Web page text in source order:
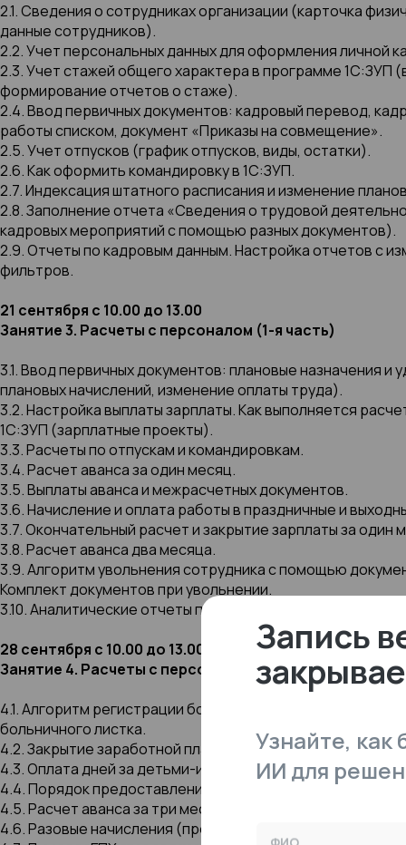
2.1. Сведения о сотрудниках организации (карточка
данные сотрудников).
2.2. Учет персональных данных для оформления личной
2.3. Учет стажей общего характера в программе 1С:ЗУП
формирование отчетов о стаже).
2.4. Ввод первичных документов: кадровый перевод,
работы списком, документ «Приказы на совмещение».
2.5. Учет отпусков (график отпусков, виды, остатки).
2.6. Как оформить командировку в 1С:ЗУП.
2.7. Индексация штатного расписания и изменение
2.8. Заполнение отчета «Сведения о трудовой
кадровых мероприятий с помощью разных документов).
2.9. Отчеты по кадровым данным. Настройка отчетов с
фильтров.
21 сентября с 10.00 до 13.00
Занятие 3. Расчеты с персоналом (1-я часть)
3.1. Ввод первичных документов: плановые назначения
плановых начислений, изменение оплаты труда).
3.2. Настройка выплаты зарплаты. Как выполняется
1С:ЗУП (зарплатные проекты).
3.3. Расчеты по отпускам и командировкам.
3.4. Расчет аванса за один месяц.
3.5. Выплаты аванса и межрасчетных документов.
3.6. Начисление и оплата работы в праздничные и
3.7. Окончательный расчет и закрытие зарплаты за один
3.8. Расчет аванса два месяца.
3.9. Алгоритм увольнения сотрудника с помощью
Комплект документов при увольнении.
3.10. Аналитические отчеты по заработной плате
28 сентября с 10.00 до 13.00
Занятие 4. Расчеты с персоналом (2-я часть)
4.1. Алгоритм регистрации больничных в 1С:ЗУП.
больничного листка.
4.2. Закрытие заработной платы за два месяца.
4.3. Оплата дней за детьми-инвалидами. Отсутствие с
4.4. Порядок предоставления отгулов, настройка учета и
4.5. Расчет аванса за три месяца.
4.6. Разовые начисления (премия, материальная помощь,
Запись
Узнайте, как
ИИ для